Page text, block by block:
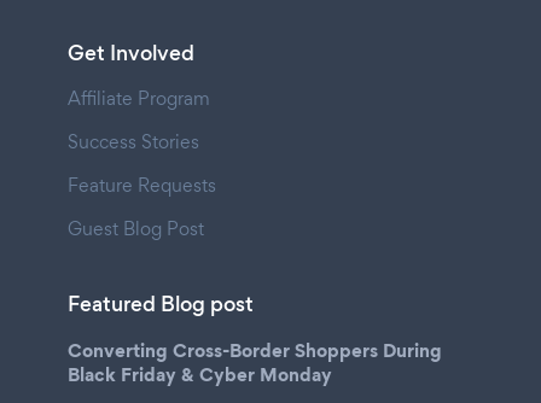
Get Involved
Affiliate Program
Success Stories
Feature Requests
Guest Blog Post
Featured Blog post
Converting Cross-Border Shoppers During
Black Friday & Cyber Monday